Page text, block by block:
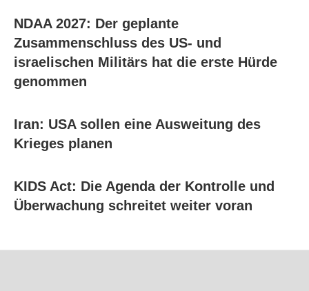
NDAA 2027: Der geplante
Zusammenschluss des US- und
israelischen Militärs hat die erste Hürde
genommen
Iran: USA sollen eine Ausweitung des
Krieges planen
KIDS Act: Die Agenda der Kontrolle und
Überwachung schreitet weiter voran